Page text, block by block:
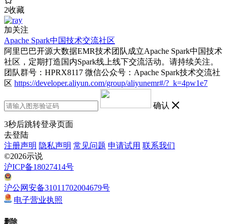
2收藏
加关注
Apache Spark中国技术交流社区
阿里巴巴开源大数据EMR技术团队成立Apache Spark中国技术
社区，定期打造国内Spark线上线下交流活动。请持续关注。
团队群号：HPRX8117 微信公众号：Apache Spark技术交流社
区 https://developer.aliyun.com/group/aliyunemr#/?_k=4pw1e7
确认
3秒后跳转登录页面
去登陆
注册声明 隐私声明 常见问题 申请试用 联系我们
©2026示说
沪ICP备18027414号
沪公网安备31011702004679号
电子营业执照
删除